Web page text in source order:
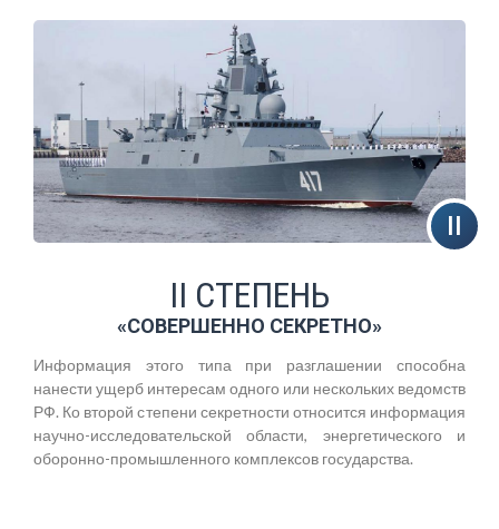
II СТЕПЕНЬ
«СОВЕРШЕННО СЕКРЕТНО»
Информация этого типа при разглашении способна
нанести ущерб интересам одного или нескольких ведомств
РФ. Ко второй степени секретности относится информация
научно-исследовательской области, энергетического и
оборонно-промышленного комплексов государства.